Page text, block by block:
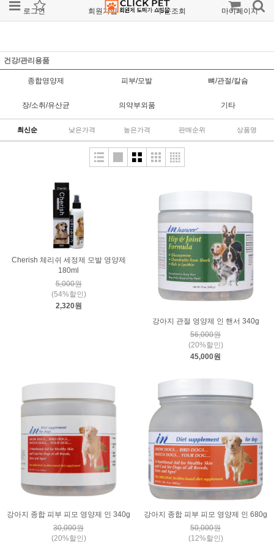
로그인 회원가입 주문조회 마이페이지
건강/관리용품
종합영양제 피부/모발 뼈/관절/칼슘
장/소취/유산균 의약부외품 기타
최신순 낮은가격 높은가격 판매순위 상품명
Cherish 체리쉬 세정제 모발 영양제
180ml
5,000원
(54%할인)
2,320원
강아지 관절 영양제 인 핸서 340g
56,000원
(20%할인)
45,000원
강아지 종합 피부 피모 영양제 인 340g
30,000원
(20%할인)
강아지 종합 피부 피모 영양제 인 680g
50,000원
(12%할인)